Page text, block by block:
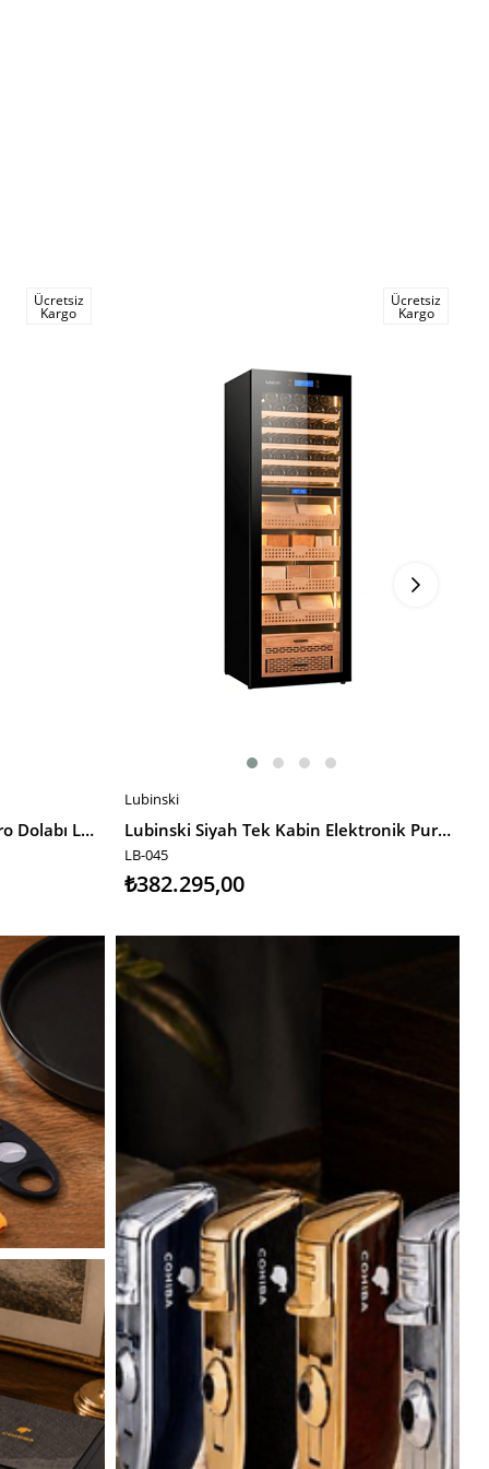
Ücretsiz
Kargo
Lubinski Ahşap Elektronik Puro Dolabı LB-180A LB-032
SEPETE EKLE
Ücretsiz
Kargo
Lubinski
Lubinski Siyah Tek Kabin Elektronik Puro Dolabı - Şarap Dolabı CW1800 LB-045
LB-045
₺382.295,00